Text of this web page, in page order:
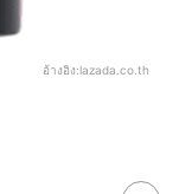
อ้างอิง:lazada.co.th